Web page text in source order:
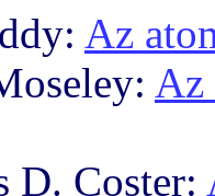
Az
Az
D. Coster: